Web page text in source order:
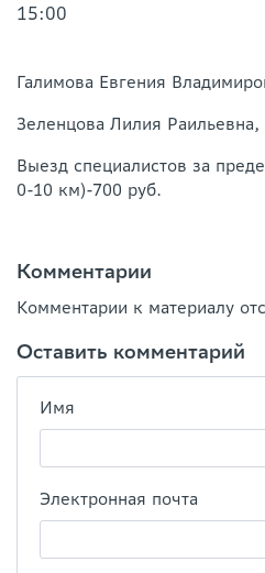
15:00
Галимова Евгения
Зеленцова Лилия
Выезд специалистов за
0-10 км)-700 руб.
Комментарии
Комментарии к материалу
Оставить комментарий
Имя
Электронная почта